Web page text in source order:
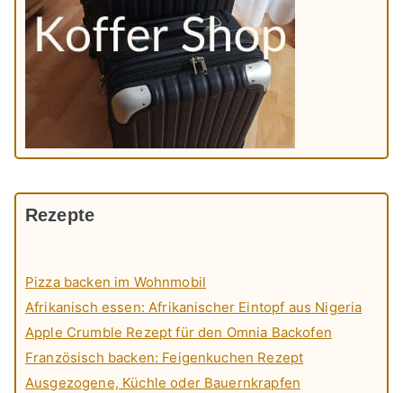
Rezepte
Pizza backen im Wohnmobil
Afrikanisch essen: Afrikanischer Eintopf aus Nigeria
Apple Crumble Rezept für den Omnia Backofen
Französisch backen: Feigenkuchen Rezept
Ausgezogene, Küchle oder Bauernkrapfen